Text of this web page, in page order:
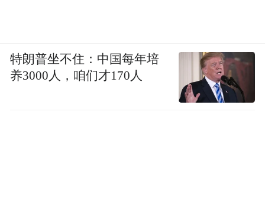
特朗普坐不住：中国每年培
养3000人，咱们才170人